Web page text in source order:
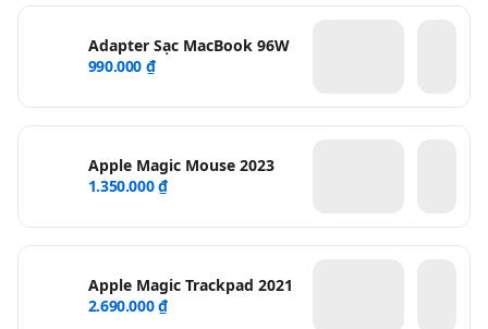
Adapter Sạc MacBook 96W
990.000 ₫
Apple Magic Mouse 2023
1.350.000 ₫
Apple Magic Trackpad 2021
2.690.000 ₫